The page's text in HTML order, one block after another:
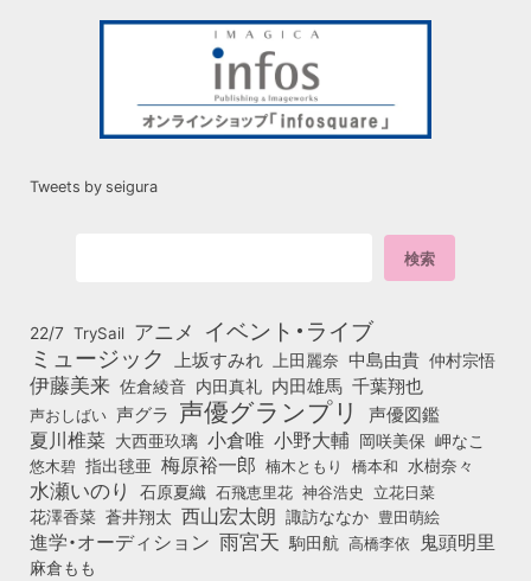
Tweets by seigura
22/7 TrySail アニメ イベント・ライブ
ミュージック 上坂すみれ 上田麗奈 中島由貴 仲村宗悟
伊藤美来 佐倉綾音 内田真礼 内田雄馬 千葉翔也
声おしばい 声グラ 声優グランプリ 声優図鑑
夏川椎菜 大西亜玖璃 小倉唯 小野大輔 岡咲美保 岬なこ
悠木碧 指出毬亜 梅原裕一郎 楠木ともり 橋本和 水樹奈々
水瀬いのり 石原夏織 石飛恵里花 神谷浩史 立花日菜
花澤香菜 蒼井翔太 西山宏太朗 諏訪ななか 豊田萌絵
進学・オーディション 雨宮天 駒田航 高橋李依 鬼頭明里
麻倉もも